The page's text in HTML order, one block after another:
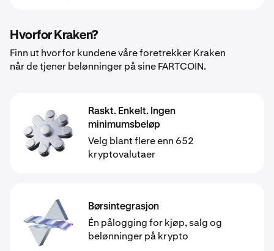
Hvorfor Kraken?
Finn ut hvorfor kundene våre foretrekker Kraken
når de tjener belønninger på sine FARTCOIN.
Raskt. Enkelt. Ingen
minimumsbeløp
Velg blant flere enn 652
kryptovalutaer
Børsintegrasjon
Én pålogging for kjøp, salg og
belønninger på krypto